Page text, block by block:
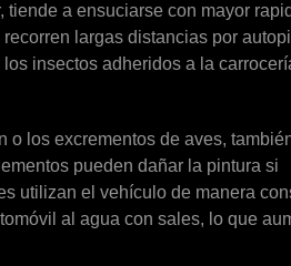
a ensuciarse con mayor
largas distancias por
insectos adheridos a la
o los excrementos de aves,
pueden dañar la pintura si
utilizan el vehículo de manera
al agua con sales, lo que